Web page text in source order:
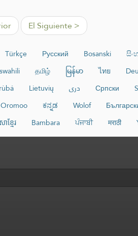
El Siguiente >
Türkçe Русский Bosanski
தமிழ் မြန်မာ ไทย
Lietuvių دری Српски
Oromoo ಕನ್ನಡ Wolof
ខ្មែរ Bambara ਪੰਜਾਬੀ मराठी